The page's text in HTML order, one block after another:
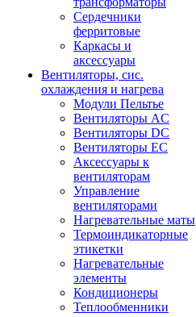
Сердечники
ферритовые
Каркасы и
аксессуары
Вентиляторы, сис.
охлаждения и нагрева
Модули Пельтье
Вентиляторы AC
Вентиляторы DC
Вентиляторы EC
Аксессуары к
вентиляторам
Управление
вентиляторами
Нагревательные маты
Термоиндикаторные
этикетки
Нагревательные
элементы
Кондиционеры
Теплообменники